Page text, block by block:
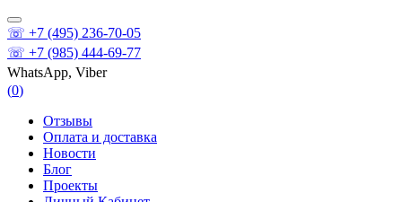
☏ +7 (495) 236-70-05
☏ +7 (985) 444-69-77
WhatsApp, Viber
(0)
Отзывы
Оплата и доставка
Новости
Блог
Проекты